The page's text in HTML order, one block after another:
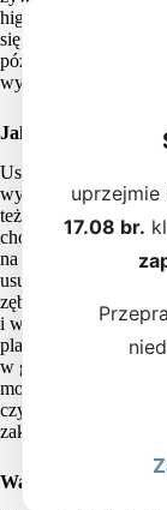
higieny jamy ustnej.
się białymi
późniejszych –
wymagającymi
Jak się pozbyć
Usunięcie białych
wyglądu zębów, ale
też warto reagować
choćby niewielkie,
na usunięcie białych
usunięcia maleńkiej
zęba. Dzięki temu
i wyrównać koloryt.
plamek może być
w gabinecie
mocno rzucają się w
czyli nakładek na
zakrywają wszelkie
Warto wyleczyć
uprzejmie
17.08 br.